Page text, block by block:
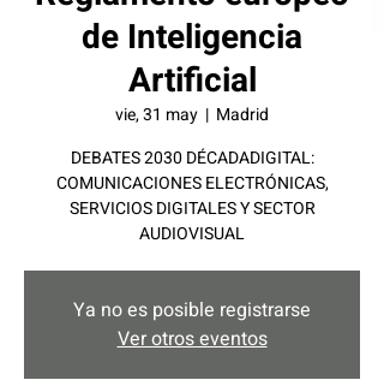
de Inteligencia
Artificial
vie, 31 may
  |
Madrid
DEBATES 2030 DÉCADADIGITAL:
COMUNICACIONES ELECTRÓNICAS,
SERVICIOS DIGITALES Y SECTOR
AUDIOVISUAL
Ya no es posible registrarse
Ver otros eventos